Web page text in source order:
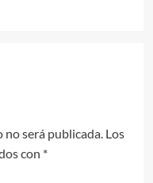
será publicada. Los
con *